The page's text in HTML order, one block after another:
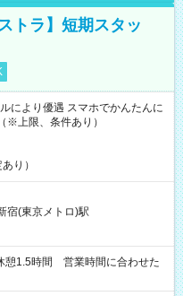
トラ】短期スタッ
より優遇 スマホでかんたんに
※上限、条件あり）
り）
宿(東京メトロ)駅